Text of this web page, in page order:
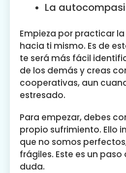
La
Empieza por practicar
hacia ti mismo. Es de
te será más fácil
de los demás y creas
cooperativas, aun
estresado.
Para empezar, debes
propio sufrimiento. Ello
que no somos
frágiles. Este es un
duda.